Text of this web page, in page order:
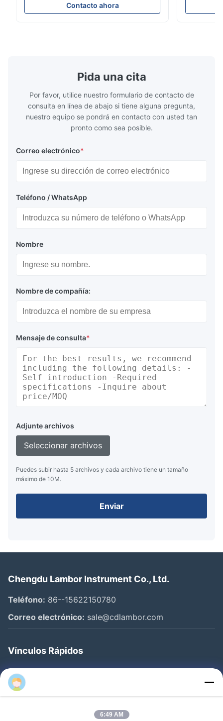
posición de instalación: vertical, horizontal
o en tuberías descendentes * Flange:
Contacto ahora
ensayo de
Pida una cita
Por favor, utilice nuestro formulario de contacto de
consulta en línea de abajo si tiene alguna pregunta,
nuestro equipo se pondrá en contacto con usted tan
pronto como sea posible.
Correo electrónico*
Teléfono / WhatsApp
Nombre
Nombre de compañía:
Mensaje de consulta*
Adjunte archivos
Seleccionar archivos
Puedes subir hasta 5 archivos y cada archivo tiene un tamaño
máximo de 10M.
Enviar
Chengdu Lambor Instrument Co., Ltd.
Teléfono: 86--15622150780
Correo electrónico: sale@cdlambor.com
Vínculos Rápidos
Inicio
Productos
6:49 AM